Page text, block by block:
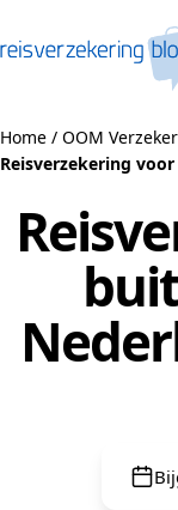
Home / OOM
Reisverzekering